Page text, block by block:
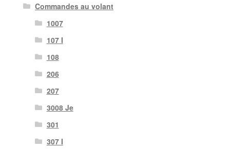
Commandes au volant
1007
107 I
108
206
207
3008 Je
301
307 I